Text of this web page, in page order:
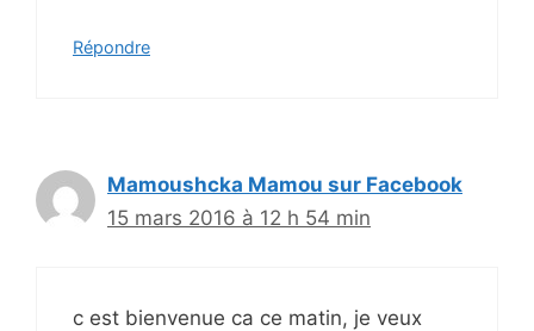
Répondre
Mamoushcka Mamou sur Facebook
15 mars 2016 à 12 h 54 min
c est bienvenue ca ce matin, je veux